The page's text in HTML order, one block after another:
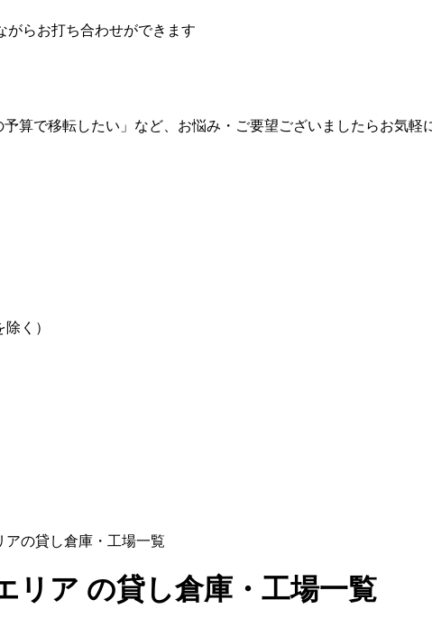
がらお打ち合わせができます
算で移転したい」など、お悩み・ご要望ございましたらお気
く）
アの貸し倉庫・工場一覧
リア の貸し倉庫・工場一覧